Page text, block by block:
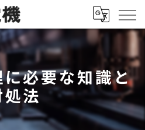
必要な知識と
法